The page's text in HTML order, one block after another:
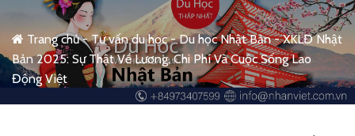
Trang chủ-Tư vấn du học -Du học Nhật Bản -XKLĐ Nhật
Bản 2025: Sự Thật Về Lương, Chi Phí Và Cuộc Sống Lao
Động Việt